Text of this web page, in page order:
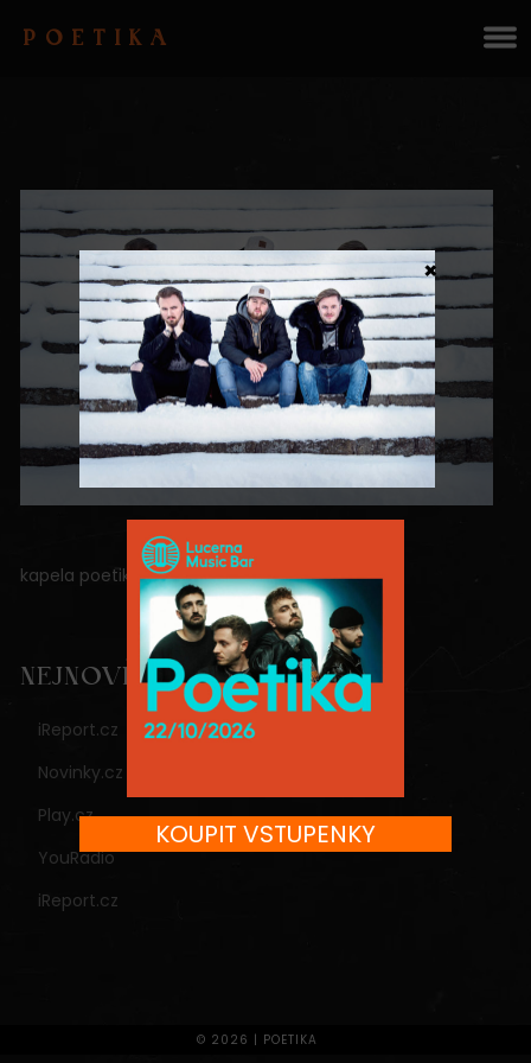
POETIKA
kapela poetika
NEJNOVĚJŠÍ PŘÍSPĚVKY
iReport.cz
Novinky.cz
Play.cz
YouRadio
iReport.cz
© 2026 | POETIKA
KOUPIT VSTUPENKY
×